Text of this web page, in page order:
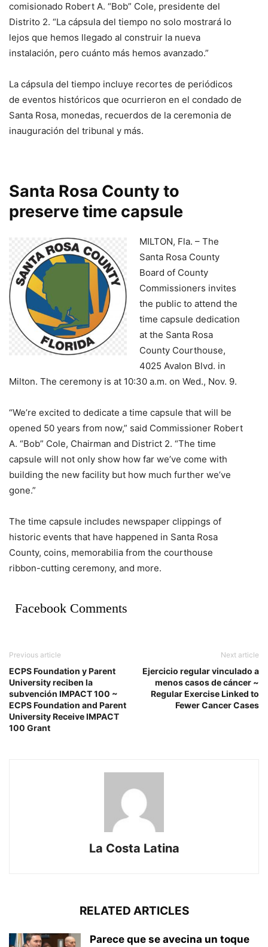
comisionado Robert A. “Bob” Cole, presidente del
Distrito 2. “La cápsula del tiempo no solo mostrará lo
lejos que hemos llegado al construir la nueva
instalación, pero cuánto más hemos avanzado.”
La cápsula del tiempo incluye recortes de periódicos
de eventos históricos que ocurrieron en el condado de
Santa Rosa, monedas, recuerdos de la ceremonia de
inauguración del tribunal y más.
Santa Rosa County to
preserve time capsule
MILTON, Fla. – The
Santa Rosa County
Board of County
Commissioners invites
the public to attend the
time capsule dedication
at the Santa Rosa
County Courthouse,
4025 Avalon Blvd. in
Milton. The ceremony is at 10:30 a.m. on Wed., Nov. 9.
“We’re excited to dedicate a time capsule that will be
opened 50 years from now,” said Commissioner Robert
A. “Bob” Cole, Chairman and District 2. “The time
capsule will not only show how far we’ve come with
building the new facility but how much further we’ve
gone.”
The time capsule includes newspaper clippings of
historic events that have happened in Santa Rosa
County, coins, memorabilia from the courthouse
ribbon-cutting ceremony, and more.
Facebook Comments
Previous article
ECPS Foundation y Parent
University reciben la
subvención IMPACT 100 ~
ECPS Foundation and Parent
University Receive IMPACT
100 Grant
Next article
Ejercicio regular vinculado a
menos casos de cáncer ~
Regular Exercise Linked to
Fewer Cancer Cases
La Costa Latina
RELATED ARTICLES
Parece que se avecina un toque